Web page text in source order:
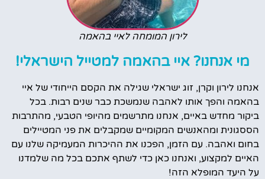
לירון המומחה לאיי בהאמה
מי אנחנו? איי בהאמה למטייל הישראלי!
אנחנו לירון וקרן, זוג ישראלי שגילה את הקסם הייחודי של איי
בהאמה והפך אותו לאהבה שנמשכת כבר שנים רבות. בכל
ביקור מחדש באיים, אנחנו מתרשמים מהיופי הטבעי, מהתרבות
הססגונית ומהאנשים המקומיים שמקבלים את פני המטיילים
בחום ואהבה. עם הזמן, הפכנו את ההיכרות המעמיקה שלנו עם
האיים למקצוע, ואנחנו כאן כדי לשתף אתכם בכל מה שלמדנו
על היעד המופלא הזה!